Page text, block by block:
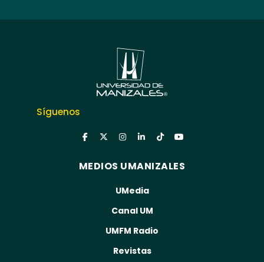
Síguenos
MEDIOS UMANIZALES
UMedia
Canal UM
UMFM Radio
Revistas